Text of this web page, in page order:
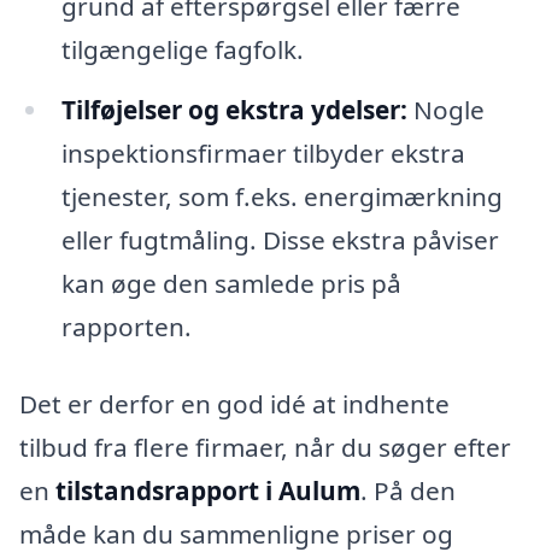
tilgængelige fagfolk.
Tilføjelser og ekstra ydelser: Nogle
inspektionsfirmaer tilbyder ekstra
tjenester, som f.eks. energimærkning
eller fugtmåling. Disse ekstra påviser
kan øge den samlede pris på
rapporten.
Det er derfor en god idé at indhente
tilbud fra flere firmaer, når du søger efter
en tilstandsrapport i Aulum. På den
måde kan du sammenligne priser og